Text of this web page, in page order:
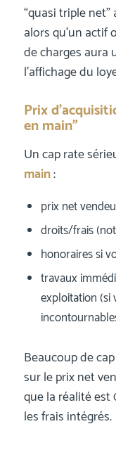
“quasi triple
alors qu’un
de charges aura
l’affichage du
Prix
en main”
Un cap rate
main:
prix net
droits/frais
honoraires si
travaux
exploitation (si
Beaucoup de
sur le prix net
que la réalité est
les frais intégrés.